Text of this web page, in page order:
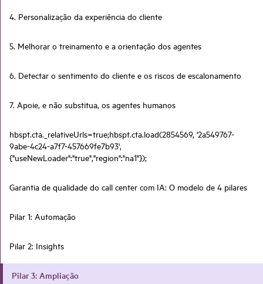
4. Personalização da experiência do cliente
5. Melhorar o treinamento e a orientação dos agentes
6. Detectar o sentimento do cliente e os riscos de escalonamento
7. Apoie, e não substitua, os agentes humanos
hbspt.cta._relativeUrls=true;hbspt.cta.load(2854569, '2a549767-
9abe-4c24-a7f7-457669fe7b93',
{"useNewLoader":"true","region":"na1"});
Garantia de qualidade do call center com IA: O modelo de 4 pilares
Pilar 1: Automação
Pilar 2: Insights
Pilar 3: Ampliação